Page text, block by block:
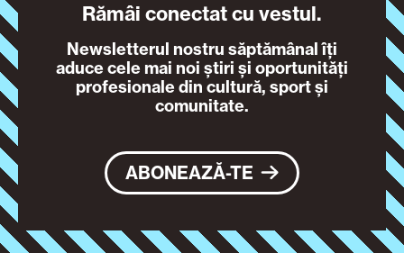
Rămâi conectat cu vestul.
Newsletterul nostru săptămânal îți
aduce cele mai noi știri și oportunități
profesionale din cultură, sport și
comunitate.
ABONEAZĂ-TE